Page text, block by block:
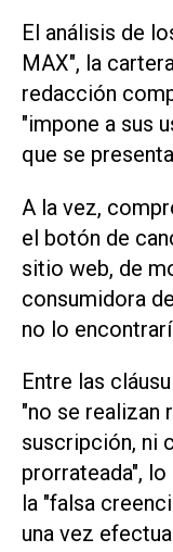
El análisis de
MAX", la
redacción
"impone a sus
que se
A la vez,
el botón de
sitio web, de
consumidora
no lo
Entre las
"no se realizan
suscripción, ni
prorrateada",
la "falsa
una vez